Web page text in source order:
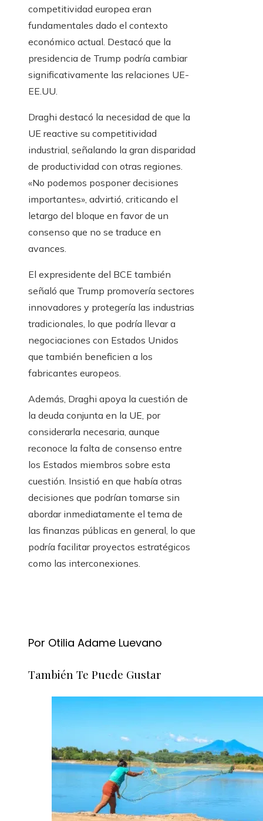
competitividad europea eran
fundamentales dado el contexto
económico actual. Destacó que la
presidencia de Trump podría cambiar
significativamente las relaciones UE-
EE.UU.
Draghi destacó la necesidad de que la
UE reactive su competitividad
industrial, señalando la gran disparidad
de productividad con otras regiones.
«No podemos posponer decisiones
importantes», advirtió, criticando el
letargo del bloque en favor de un
consenso que no se traduce en
avances.
El expresidente del BCE también
señaló que Trump promovería sectores
innovadores y protegería las industrias
tradicionales, lo que podría llevar a
negociaciones con Estados Unidos
que también beneficien a los
fabricantes europeos.
Además, Draghi apoya la cuestión de
la deuda conjunta en la UE, por
considerarla necesaria, aunque
reconoce la falta de consenso entre
los Estados miembros sobre esta
cuestión. Insistió en que había otras
decisiones que podrían tomarse sin
abordar inmediatamente el tema de
las finanzas públicas en general, lo que
podría facilitar proyectos estratégicos
como las interconexiones.
Por Otilia Adame Luevano
También Te Puede Gustar